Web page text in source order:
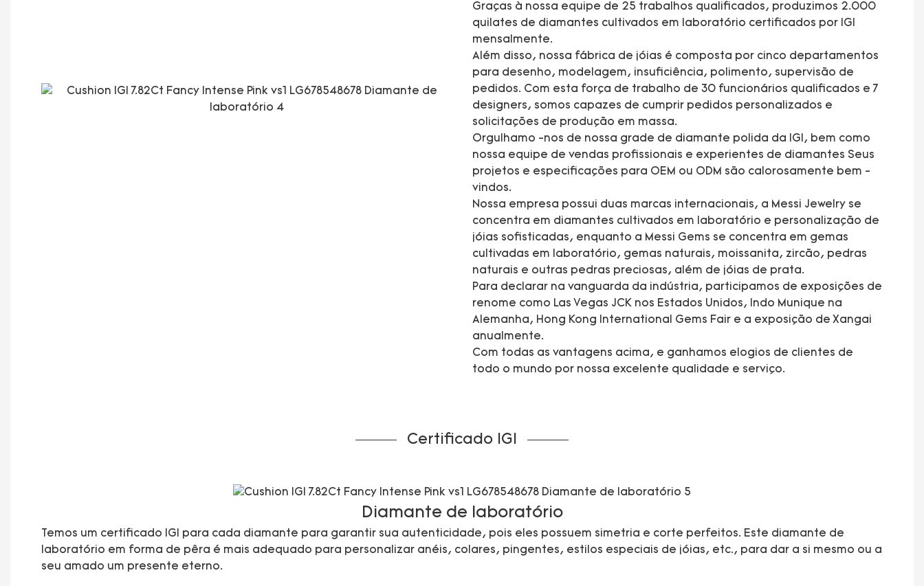
Graças à nossa equipe de 25 trabalhos qualificados, produzimos 2.000
quilates de diamantes cultivados em laboratório certificados por IGI
mensalmente.
Além disso, nossa fábrica de jóias é composta por cinco departamentos
para desenho, modelagem, insuficiência, polimento, supervisão de
pedidos. Com esta força de trabalho de 30 funcionários qualificados e 7
designers, somos capazes de cumprir pedidos personalizados e
solicitações de produção em massa.
Orgulhamo -nos de nossa grade de diamante polida da IGI, bem como
nossa equipe de vendas profissionais e experientes de diamantes Seus
projetos e especificações para OEM ou ODM são calorosamente bem -
vindos.
Nossa empresa possui duas marcas internacionais, a Messi Jewelry se
concentra em diamantes cultivados em laboratório e personalização de
jóias sofisticadas, enquanto a Messi Gems se concentra em gemas
cultivadas em laboratório, gemas naturais, moissanita, zircão, pedras
naturais e outras pedras preciosas, além de jóias de prata.
Para declarar na vanguarda da indústria, participamos de exposições de
renome como Las Vegas JCK nos Estados Unidos, Indo Munique na
Alemanha, Hong Kong International Gems Fair e a exposição de Xangai
anualmente.
Com todas as vantagens acima, e ganhamos elogios de clientes de
todo o mundo por nossa excelente qualidade e serviço.
Certificado IGI
Diamante de laboratório
Temos um certificado IGI para cada diamante para garantir sua autenticidade, pois eles possuem simetria e corte perfeitos. Este diamante de
laboratório em forma de pêra é mais adequado para personalizar anéis, colares, pingentes, estilos especiais de jóias, etc., para dar a si mesmo ou a
seu amado um presente eterno.